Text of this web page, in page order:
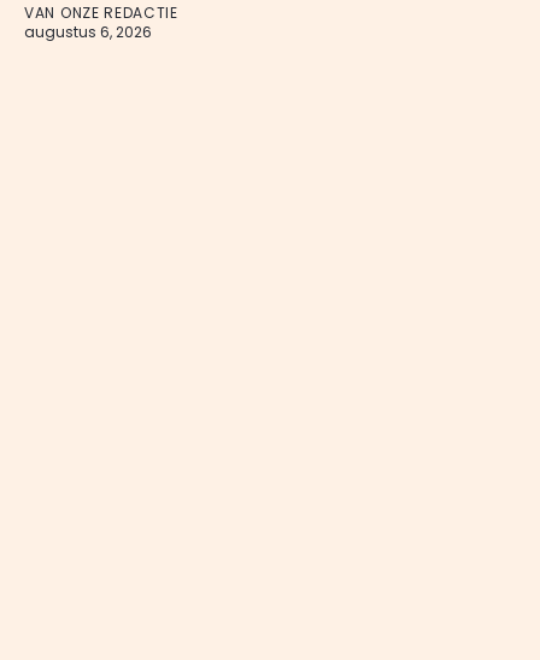
VAN ONZE REDACTIE
augustus 6, 2026